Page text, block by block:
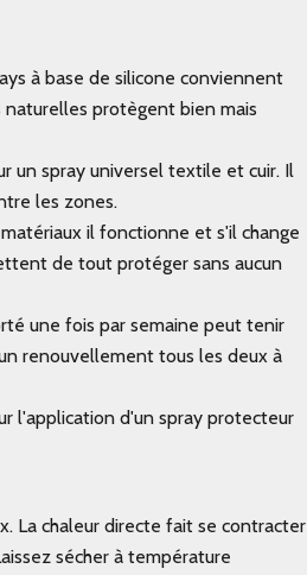
à base de silicone conviennent
naturelles protègent bien mais
un spray universel textile et cuir. Il
les zones.
il fonctionne et s'il change
de tout protéger sans aucun
une fois par semaine peut tenir
renouvellement tous les deux à
l'application d'un spray protecteur
La chaleur directe fait se contracter
sécher à température